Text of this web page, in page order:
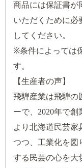
商品には保証書が
いただくために必
してください。
※条件によっては
す。
【生産者の声】
飛騨産業は飛騨の
ーで、2020年で創
より北海道民芸家
つつ、工業化を図
する民芸の心を大